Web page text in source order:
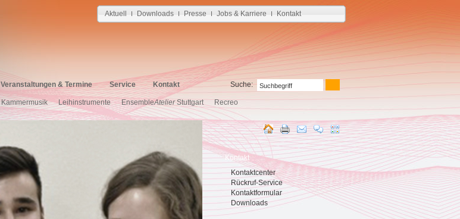
Aktuell I Downloads I Presse I Jobs & Karriere I Kontakt
Suche:
Veranstaltungen & Termine Service Kontakt
Kammermusik Leihinstrumente EnsembleAtelierStuttgart Recreo
Kontakt
Kontaktcenter
Rückruf-Service
Kontaktformular
Downloads